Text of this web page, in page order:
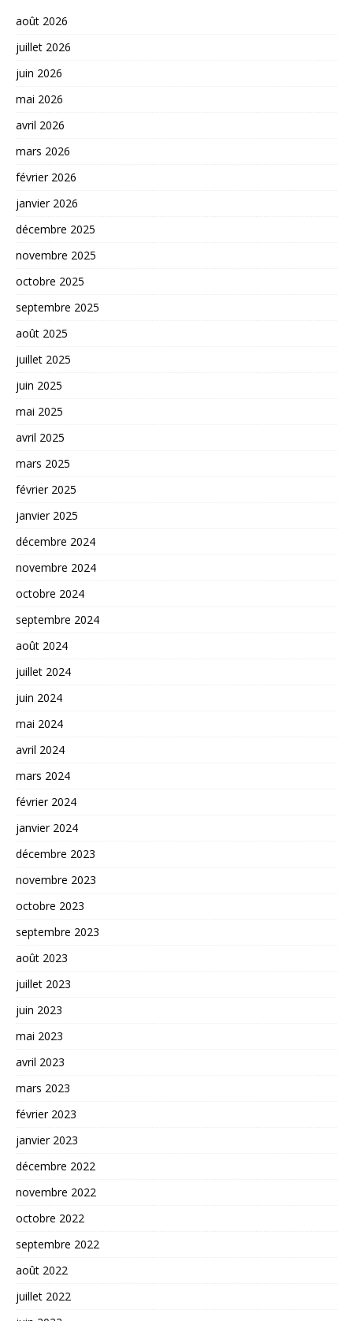
août 2026
juillet 2026
juin 2026
mai 2026
avril 2026
mars 2026
février 2026
janvier 2026
décembre 2025
novembre 2025
octobre 2025
septembre 2025
août 2025
juillet 2025
juin 2025
mai 2025
avril 2025
mars 2025
février 2025
janvier 2025
décembre 2024
novembre 2024
octobre 2024
septembre 2024
août 2024
juillet 2024
juin 2024
mai 2024
avril 2024
mars 2024
février 2024
janvier 2024
décembre 2023
novembre 2023
octobre 2023
septembre 2023
août 2023
juillet 2023
juin 2023
mai 2023
avril 2023
mars 2023
février 2023
janvier 2023
décembre 2022
novembre 2022
octobre 2022
septembre 2022
août 2022
juillet 2022